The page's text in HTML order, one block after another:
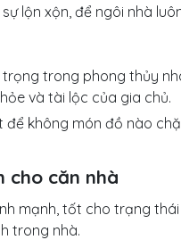
lộn xộn, để ngôi nhà
trong phong thủy
và tài lộc của gia chủ.
không món đồ nào
cho căn nhà
mạnh, tốt cho trạng
trong nhà.